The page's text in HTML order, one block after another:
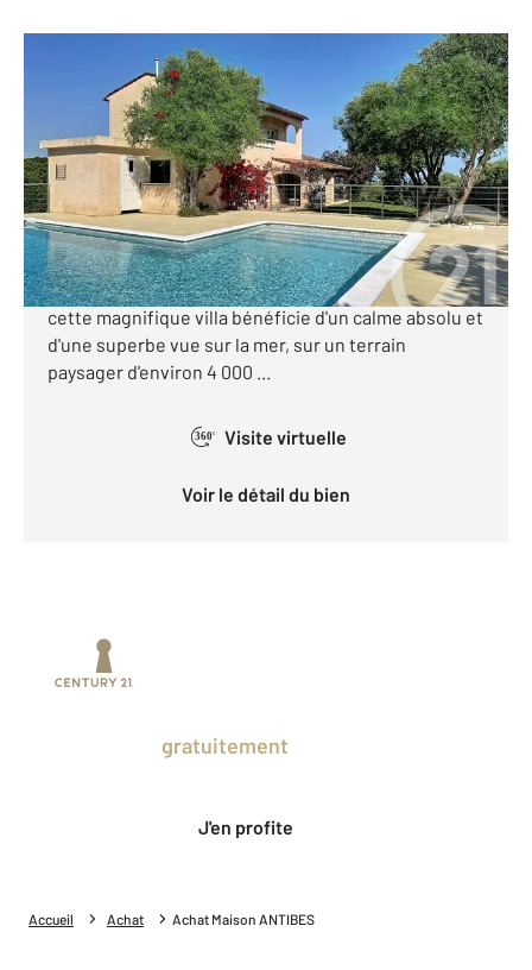
Accueil Achat Achat Maison ANTIBES
ANTIBES 06
147,50 m2, 7 pièces
Maison à vendre
1 490 000 €
Antibes. Belle propriété. Grand terrain. Nichée dans
l'un des quartiers les plus recherchés d'Antibes,
cette magnifique villa bénéficie d'un calme absolu et
d'une superbe vue sur la mer, sur un terrain
paysager d'environ 4 000 ...
360° Visite virtuelle
Voir le détail du bien
gratuitement
J'en profite